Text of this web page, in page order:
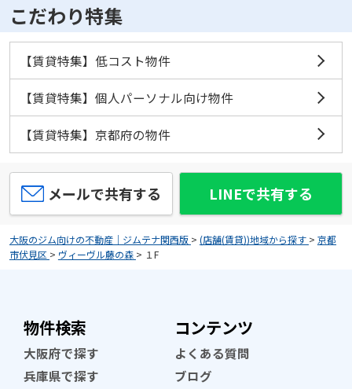
こだわり特集
【賃貸特集】低コスト物件
【賃貸特集】個人パーソナル向け物件
【賃貸特集】京都府の物件
メールで共有する LINEで共有する
大阪のジム向けの不動産｜ジムテナ関西版 > (店舗(賃貸))地域から探す > 京都
市伏見区 > ヴィーヴル藤の森 > １F
物件検索
大阪府で探す
兵庫県で探す
コンテンツ
よくある質問
ブログ